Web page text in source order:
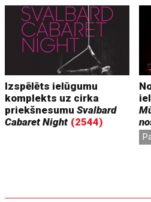
Izspēlēts ielūgumu
komplekts uz cirka
priekšnesumuSvalbard
Cabaret Night (2544)